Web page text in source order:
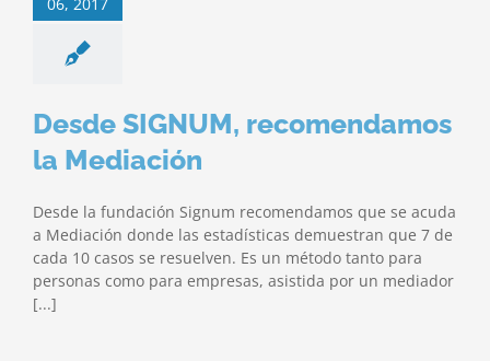
Desde SIGNUM, recomendamos
la Mediación
Desde la fundación Signum recomendamos que se acuda
a Mediación donde las estadísticas demuestran que 7 de
cada 10 casos se resuelven. Es un método tanto para
personas como para empresas, asistida por un mediador
[...]